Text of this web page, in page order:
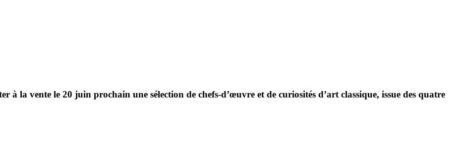
à la vente le 20 juin prochain une sélection de chefs-d’œuvre et de curiosités d’art classique, issue des quatre